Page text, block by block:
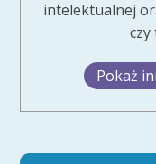
intelektualnej
Pokaż